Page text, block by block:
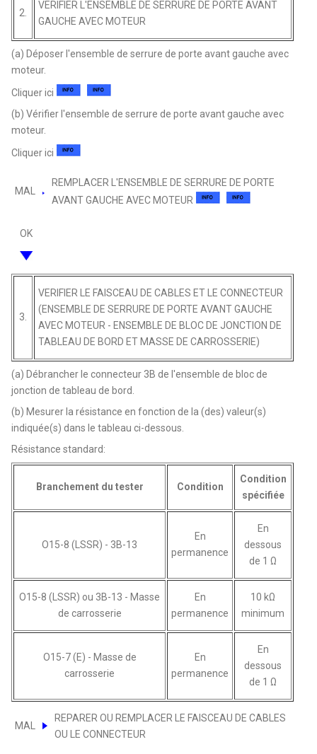
2.
VERIFIER L'ENSEMBLE DE SERRURE DE PORTE AVANT
GAUCHE AVEC MOTEUR
(a) Déposer l'ensemble de serrure de porte avant gauche avec
moteur.
Cliquer ici
(b) Vérifier l'ensemble de serrure de porte avant gauche avec
moteur.
Cliquer ici
MAL
REMPLACER L'ENSEMBLE DE SERRURE DE PORTE
AVANT GAUCHE AVEC MOTEUR
OK
3.
VERIFIER LE FAISCEAU DE CABLES ET LE CONNECTEUR
(ENSEMBLE DE SERRURE DE PORTE AVANT GAUCHE
AVEC MOTEUR - ENSEMBLE DE BLOC DE JONCTION DE
TABLEAU DE BORD ET MASSE DE CARROSSERIE)
(a) Débrancher le connecteur 3B de l'ensemble de bloc de
jonction de tableau de bord.
(b) Mesurer la résistance en fonction de la (des) valeur(s)
indiquée(s) dans le tableau ci-dessous.
Résistance standard:
Branchement du tester Condition
Condition
spécifiée
O15-8 (LSSR) - 3B-13
En
permanence
En
dessous
de 1 Ω
O15-8 (LSSR) ou 3B-13 - Masse
de carrosserie
En
permanence
10 kΩ
minimum
O15-7 (E) - Masse de
carrosserie
En
permanence
En
dessous
de 1 Ω
MAL
REPARER OU REMPLACER LE FAISCEAU DE CABLES
OU LE CONNECTEUR